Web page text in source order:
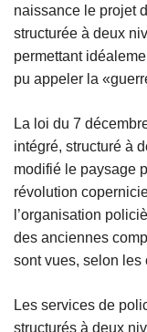
naissance le projet
structurée à deux
permettant
pu appeler la
La loi du 7
intégré, structuré à
modifié le paysage
révolution
l’organisation
des anciennes
sont vues, selon les
Les services de
structurés à deux